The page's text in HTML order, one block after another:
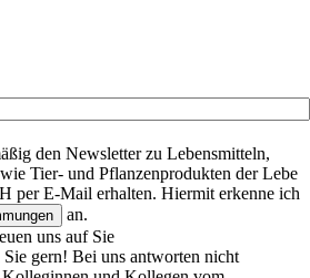
den Newsletter zu Lebensmitteln,
Tier- und Pflanzenprodukten der Lebe
per E-Mail erhalten. Hiermit erkenne ich
an.
uns auf Sie
gern! Bei uns antworten nicht